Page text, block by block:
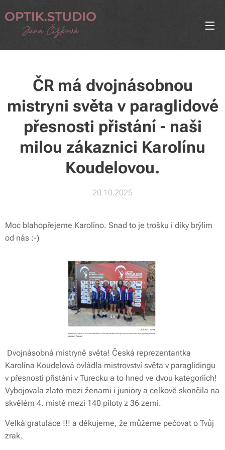
ČR má dvojnásobnou
mistryni světa v paraglidové
přesnosti přistání - naši
milou zákaznici Karolínu
Koudelovou.
20.10.2025
Moc blahopřejeme Karolíno. Snad to je trošku i díky brýlím
od nás :-)
Dvojnásobná mistryně světa! Česká reprezentantka
Karolína Koudelová ovládla mistrovství světa v paraglidingu
v přesnosti přistání v Turecku a to hned ve dvou kategoriích!
Vybojovala zlato mezi ženami i juniory a celkově skončila na
skvělém 4. místě mezi 140 piloty z 36 zemí.
Velká gratulace !!! a děkujeme, že můžeme pečovat o Tvůj
zrak.